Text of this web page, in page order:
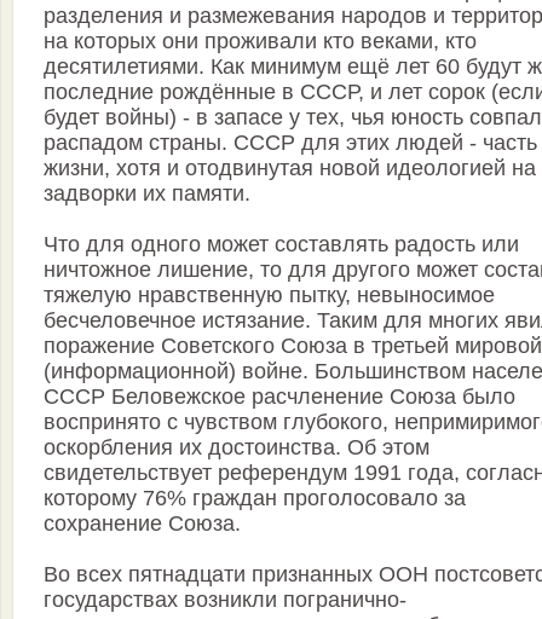
разделения и размежевания народов и
на которых они проживали кто веками, кто
десятилетиями. Как минимум ещё лет 60 будут
последние рождённые в СССР, и лет сорок
будет войны) - в запасе у тех, чья юность
распадом страны. СССР для этих людей - часть
жизни, хотя и отодвинутая новой идеологией на
задворки их памяти.
Что для одного может составлять радость или
ничтожное лишение, то для другого может
тяжелую нравственную пытку, невыносимое
бесчеловечное истязание. Таким для многих
поражение Советского Союза в третьей мировой
(информационной) войне. Большинством
СССР Беловежское расчленение Союза было
воспринято с чувством глубокого,
оскорбления их достоинства. Об этом
свидетельствует референдум 1991 года,
которому 76% граждан проголосовало за
сохранение Союза.
Во всех пятнадцати признанных ООН
государствах возникли погранично-